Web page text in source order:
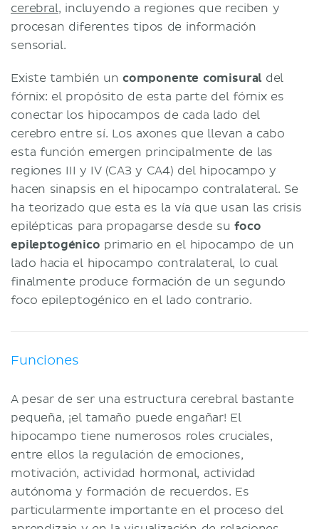
cerebral, incluyendo a regiones que reciben y
procesan diferentes tipos de información
sensorial.
Existe también un componente comisuraldel
fórnix: el propósito de esta parte del fórnix es
conectar los hipocampos de cada lado del
cerebro entre sí. Los axones que llevan a cabo
esta función emergen principalmente de las
regiones III y IV (CA3 y CA4) del hipocampo y
hacen sinapsis en el hipocampo contralateral. Se
ha teorizado que esta es la vía que usan las crisis
epilépticas para propagarse desde sufoco
epileptogénico primario en el hipocampo de un
lado hacia el hipocampo contralateral, lo cual
finalmente produce formación de un segundo
foco epileptogénico en el lado contrario.
Funciones
A pesar de ser una estructura cerebral bastante
pequeña, ¡el tamaño puede engañar! El
hipocampo tiene numerosos roles cruciales,
entre ellos la regulación de emociones,
motivación, actividad hormonal, actividad
autónoma y formación de recuerdos. Es
particularmente importante en el proceso del